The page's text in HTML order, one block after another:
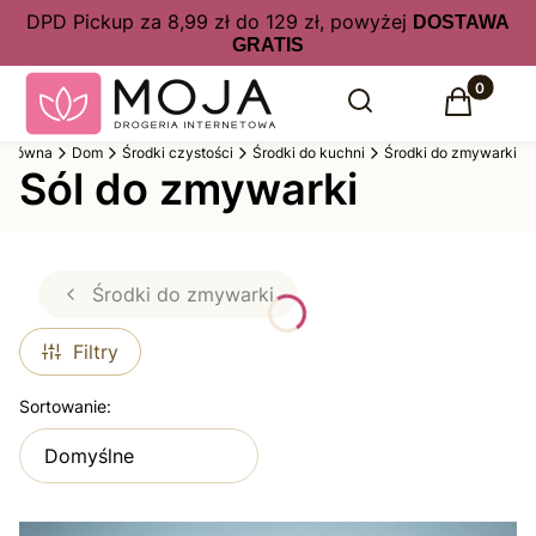
DPD Pickup za 8,99 zł do 129 zł, powyżej DOSTAWA
GRATIS
Otwórz wyszukiwarkę
Szukaj Produkty
Koszyk
Dom Środki czystości Środki do kuchni Środki do zmywarki
Sól do zmywarki
Środki do zmywarki
Filtry
Lista produktów
Sortowanie:
Domyślne